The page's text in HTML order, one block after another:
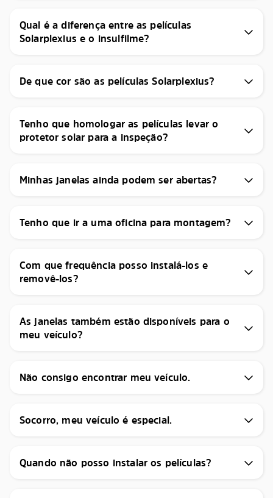
Qual é a diferença entre as películas
Solarplexius e o insulfilme?
De que cor são as películas Solarplexius?
Tenho que homologar as películas levar o
protetor solar para a inspeção?
Minhas janelas ainda podem ser abertas?
Tenho que ir a uma oficina para montagem?
Com que frequência posso instalá-los e
removê-los?
As janelas também estão disponíveis para o
meu veículo?
Não consigo encontrar meu veículo.
Socorro, meu veículo é especial.
Quando não posso instalar os películas?